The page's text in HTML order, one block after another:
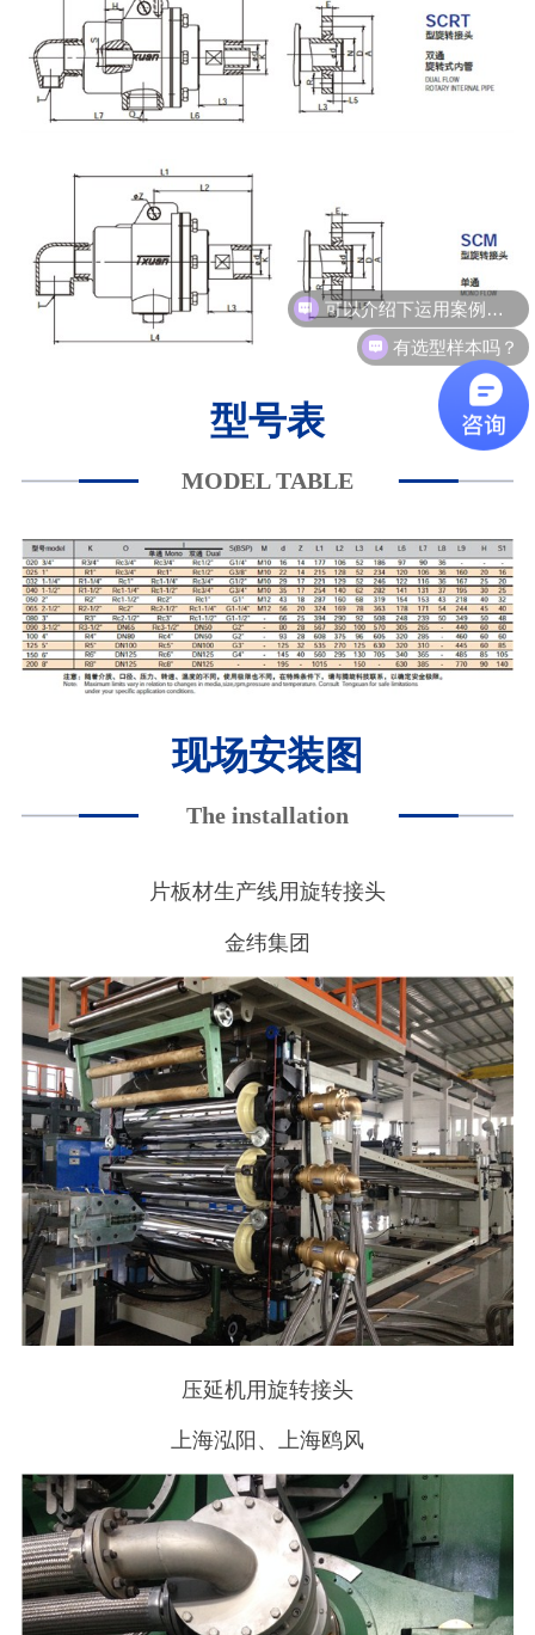
型号表
MODEL TABLE
现场安装图
The installation
片板材生产线用旋转接头
金纬集团
压延机用旋转接头
上海泓阳、上海鸥风
有选型样本吗？